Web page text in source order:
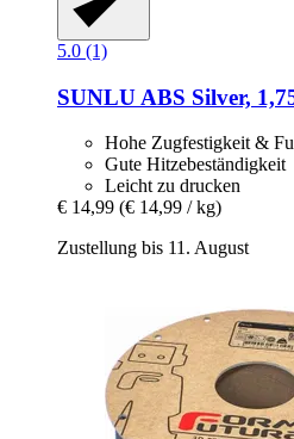
5.0 (1)
SUNLU ABS Silver,
Hohe Zugfestigkeit &
Gute Hitzebeständigkeit
Leicht zu drucken
€ 14,99 (€ 14,99 / kg)
Zustellung bis 11. August